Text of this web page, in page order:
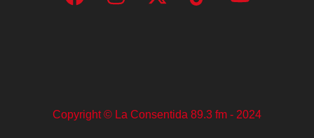
Copyright © La Consentida 89.3 fm - 2024